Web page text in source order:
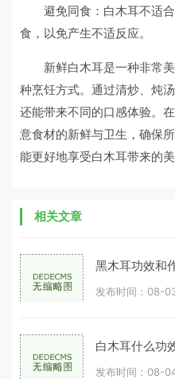
避免同食：白木耳不适
食，以免产生不适反应。
新鲜白木耳是一种非常
种烹饪方式。通过清炒、炖
还能带来不同的口感体验。
意食材的新鲜与卫生，确保
能更好地享受白木耳带来的美
相关文章
黑木耳功效和
发布时间：08-
白木耳什么功
发布时间：08-